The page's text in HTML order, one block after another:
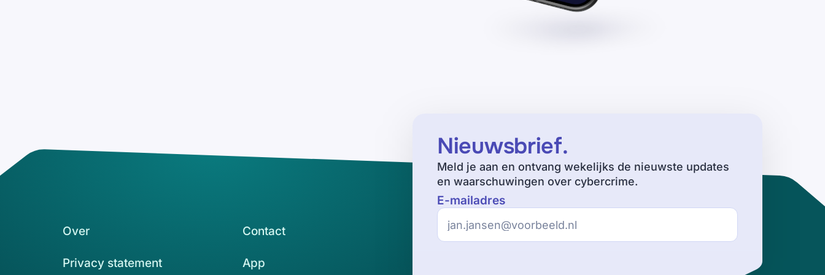
Nieuwsbrief.
Meld je aan en ontvang wekelijks de nieuwste updates
en waarschuwingen over cybercrime.
E-mailadres
Over Contact
Privacy statement App